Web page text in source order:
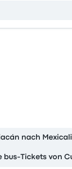
nach Mexicali
bus-Tickets von